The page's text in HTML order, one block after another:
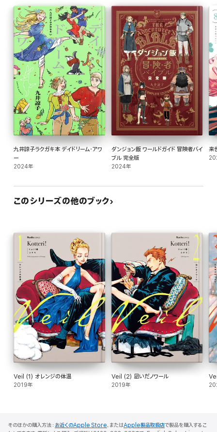
九井諒子ラクガキ本 デイドリーム・アワ
ー
2024年
ダンジョン飯 ワールドガイド 冒険者バイ
ブル 完全版
2024年
来
このシリーズの他のブック
Veil (1) オレンジの体温
2019年
Veil (2) 凪いだノワール
2019年
そのほかの購入方法： お近くのApple Store、またはApple製品取扱店で製品を購入するこ